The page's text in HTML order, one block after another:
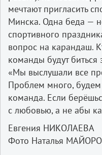
мечтают пригласить
Минска. Одна беда —
спортивного
вопрос на карандаш.
команды будут биться
«Мы выслушали все
Проблем много, будем
команда. Если
с любовью, а не абы
Евгения НИКОЛАЕВА
Фото Наталья